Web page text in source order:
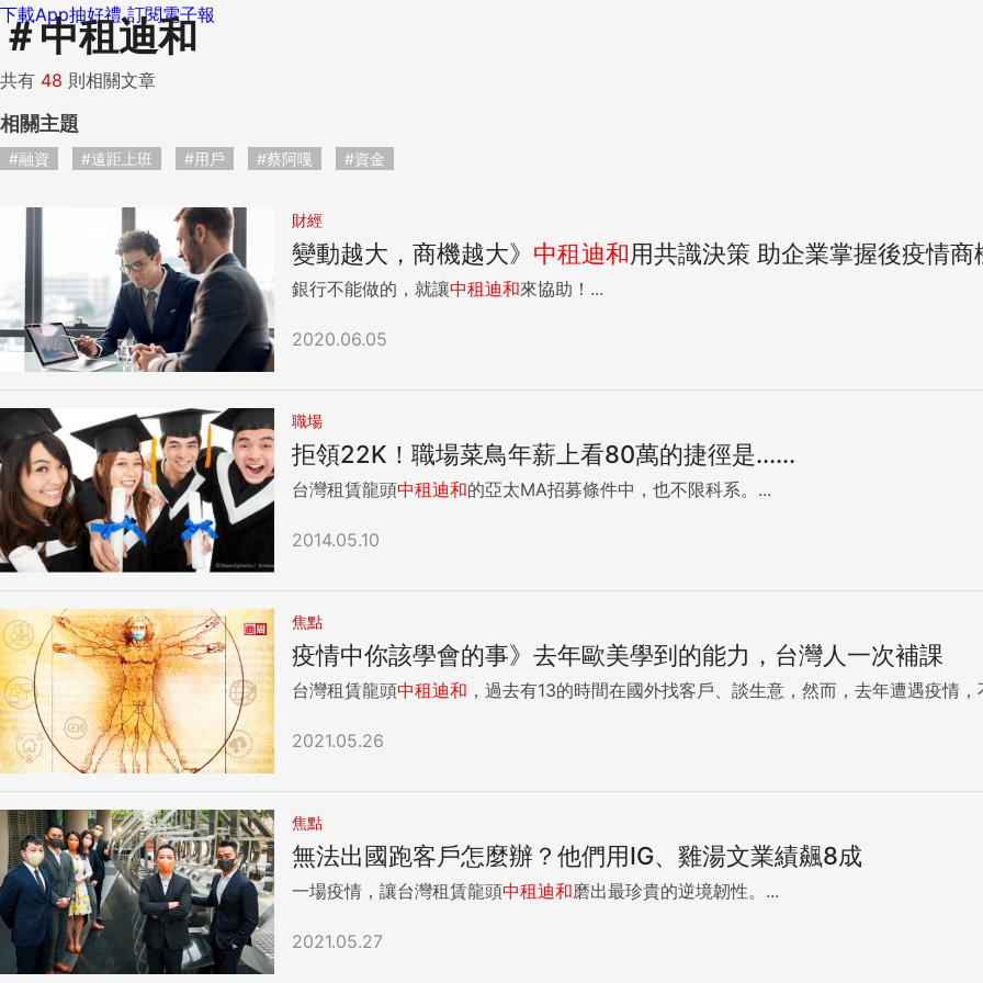
下載App抽好禮 訂閱電子報
＃中租迪和
共有 48 則相關文章
相關主題
#融資 #遠距上班 #用戶 #蔡阿嘎 #資金
財經
變動越大，商機越大》 中租迪和用共識決策 助企業掌握後疫情商
銀行不能做的，就讓中租迪和來協助！...
2020.06.05
職場
拒領22K！職場菜鳥年薪上看80萬的捷徑是......
台灣租賃龍頭中租迪和的亞太MA招募條件中，也不限科系。...
2014.05.10
焦點
疫情中你該學會的事》去年歐美學到的能力，台灣人一次補課
台灣租賃龍頭中租迪和 ，過去有13的時間在國外找客戶、談生意，然而，去年遭遇疫情
2021.05.26
焦點
無法出國跑客戶怎麼辦？他們用IG、雞湯文業績飆8成
一場疫情，讓台灣租賃龍頭中租迪和磨出最珍貴的逆境韌性。...
2021.05.27